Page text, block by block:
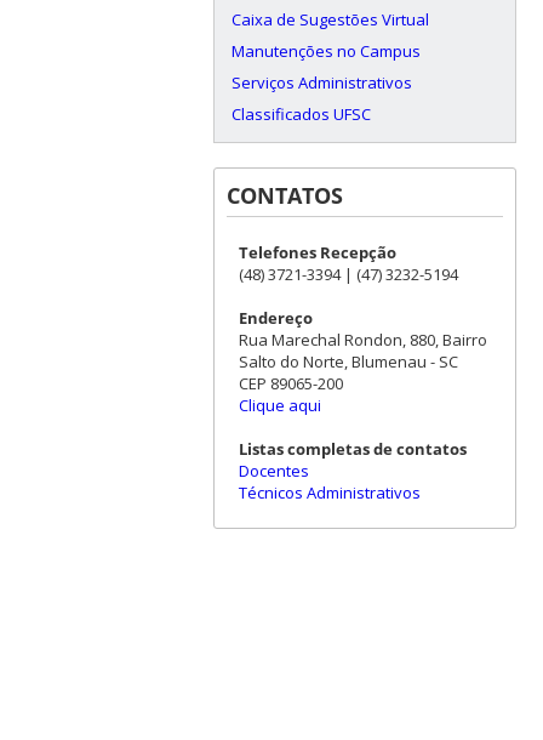
Caixa de Sugestões Virtual
Manutenções no Campus
Serviços Administrativos
Classificados UFSC
CONTATOS
Telefones Recepção
(48) 3721-3394 | (47) 3232-5194
Endereço
Rua Marechal Rondon, 880, Bairro
Salto do Norte, Blumenau - SC
CEP 89065-200
Clique aqui
Listas completas de contatos
Docentes
Técnicos Administrativos